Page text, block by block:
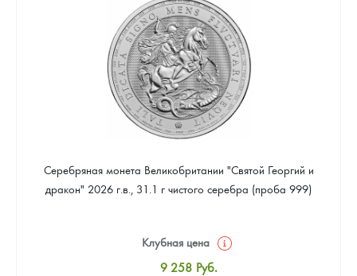
Звоните
Серебряная монета Великобритании "Святой Георгий и
дракон" 2026 г.в., 31.1 г чистого серебра (проба 999)
Клубная цена
9 258 Руб.